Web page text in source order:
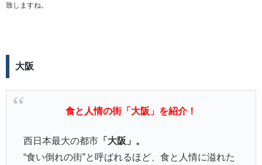
致しますね。
大阪
食と人情の街「大阪」を紹介！
西日本最大の都市「大阪」。
“食い倒れの街”と呼ばれるほど、食と人情に溢れた